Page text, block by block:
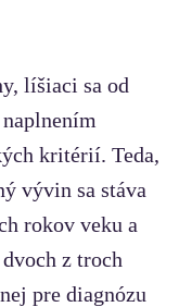
líšiaci sa od
kritérií. Teda,
vývin sa stáva
rokov veku a
z troch
pre diagnózu